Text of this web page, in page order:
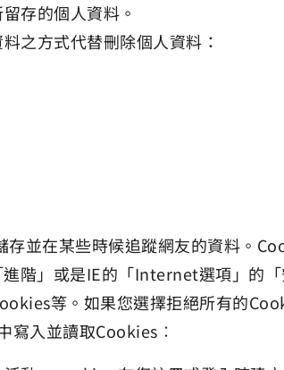
存的個人資料。
之方式代替刪除個人資料：
並在某些時候追蹤網友的資料。
階」或是IE的「Internet選項」的
等。如果您選擇拒絕所有的
寫入並讀取Cookies︰